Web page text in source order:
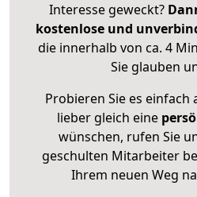
Interesse geweckt?
kostenlose und
die innerhalb von ca. 4
Sie glauben
Probieren Sie es einfach
lieber gleich eine
wünschen, rufen Sie
geschulten Mitarbeiter
Ihrem neuen Weg